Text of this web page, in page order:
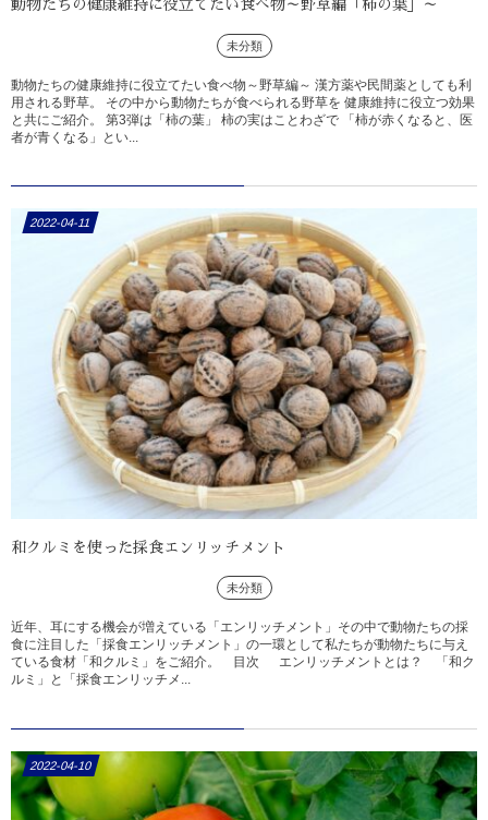
動物たちの健康維持に役立てたい食べ物～野草編「柿の葉」～
未分類
動物たちの健康維持に役立てたい食べ物～野草編～ 漢方薬や民間薬としても利
用される野草。 その中から動物たちが食べられる野草を 健康維持に役立つ効果
と共にご紹介。 第3弾は「柿の葉」 柿の実はことわざで 「柿が赤くなると、医
者が青くなる」とい...
2022-04-11
和クルミを使った採食エンリッチメント
未分類
近年、耳にする機会が増えている「エンリッチメント」その中で動物たちの採
食に注目した「採食エンリッチメント」の一環として私たちが動物たちに与え
ている食材「和クルミ」をご紹介。 目次 エンリッチメントとは？ 「和ク
ルミ」と「採食エンリッチメ...
2022-04-10